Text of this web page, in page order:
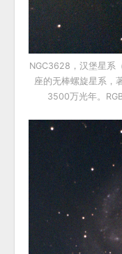
NGC3628，汉堡星系
座的无棒螺旋星系，
3500万光年。